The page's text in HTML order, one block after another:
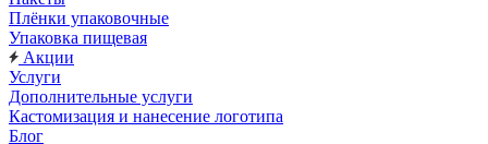
Плёнки упаковочные
Упаковка пищевая
Акции
Услуги
Дополнительные услуги
Кастомизация и нанесение логотипа
Блог